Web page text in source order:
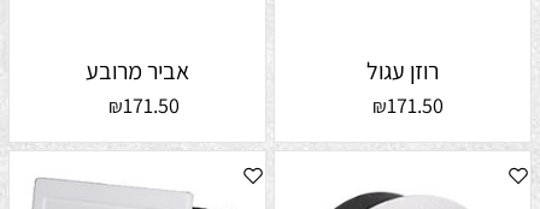
רוזן עגול
₪171.50
אביר מרובע
₪171.50